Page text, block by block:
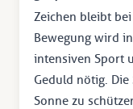
Zeichen bleibt
Bewegung wird
intensiven Sport
Geduld nötig.
Sonne zu